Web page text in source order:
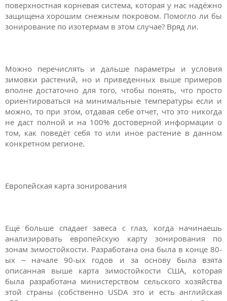
поверхностная корневая система, которая у нас надёжно
защищена хорошим снежным покровом. Помогло ли бы
зонирование по изотермам в этом случае? Вряд ли.
Можно перечислять и дальше параметры и условия
зимовки растений, но и приведенных выше примеров
вполне достаточно для того, чтобы понять, что просто
ориентироваться на минимальные температуры если и
можно, то при этом, отдавая себе отчет, что это никогда
не даст полной и на 100% достоверной информации о
том, как поведёт себя то или иное растение в данном
конкретном регионе.
Европейская карта зонирования
Ещё больше спадает завеса с глаз, когда начинаешь
анализировать европейскую карту зонирования по
зонам зимостойкости. Разработана она была в конце 80-
ых – начале 90-ых годов и за основу была взята
описанная выше карта зимостойкости США, которая
была разработана министерством сельского хозяйства
этой страны (собственно USDA это и есть английская